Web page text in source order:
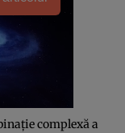
complexă a